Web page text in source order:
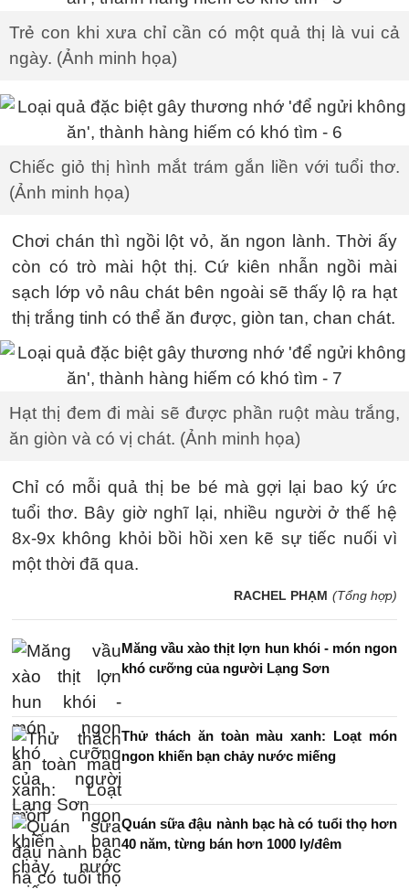
Trẻ con khi xưa chỉ cần có một quả thị là vui cả
ngày. (Ảnh minh họa)
Chiếc giỏ thị hình mắt trám gắn liền với tuổi thơ.
(Ảnh minh họa)
Chơi chán thì ngồi lột vỏ, ăn ngon lành. Thời ấy
còn có trò mài hột thị. Cứ kiên nhẫn ngồi mài
sạch lớp vỏ nâu chát bên ngoài sẽ thấy lộ ra hạt
thị trắng tinh có thể ăn được, giòn tan, chan chát.
Hạt thị đem đi mài sẽ được phần ruột màu trắng,
ăn giòn và có vị chát. (Ảnh minh họa)
Chỉ có mỗi quả thị be bé mà gợi lại bao ký ức
tuổi thơ. Bây giờ nghĩ lại, nhiều người ở thế hệ
8x-9x không khỏi bồi hồi xen kẽ sự tiếc nuối vì
một thời đã qua.
RACHEL PHẠM (Tổng hợp)
Măng vầu xào thịt lợn hun khói - món ngon
khó cưỡng của người Lạng Sơn
Thử thách ăn toàn màu xanh: Loạt món
ngon khiến bạn chảy nước miếng
Quán sữa đậu nành bạc hà có tuổi thọ hơn
40 năm, từng bán hơn 1000 ly/đêm